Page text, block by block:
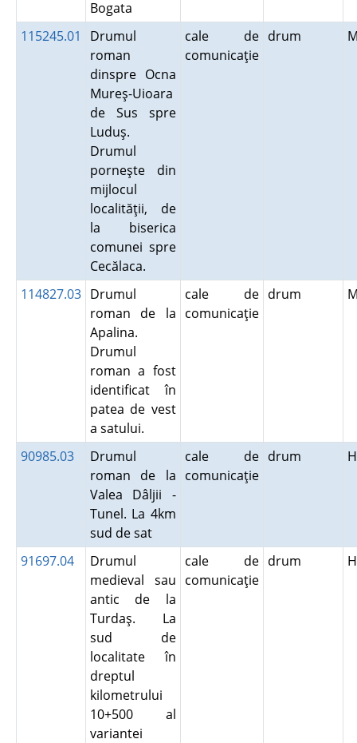
Bogata
115245.01
Drumul
roman
dinspre Ocna
Mureş-Uioara
de Sus spre
Luduş.
Drumul
porneşte din
mijlocul
localităţii, de
la biserica
comunei spre
Cecălaca.
cale de
comunicaţie
drum
114827.03 Drumul
roman de la
Apalina.
Drumul
roman a fost
identificat în
patea de vest
a satului.
cale de
comunicaţie
drum
90985.03
Drumul
roman de la
Valea Dâljii -
Tunel. La 4km
sud de sat
cale de
comunicaţie
drum
91697.04
Drumul
medieval sau
antic de la
Turdaş. La
sud de
localitate în
dreptul
kilometrului
10+500 al
variantei
cale de
comunicaţie
drum